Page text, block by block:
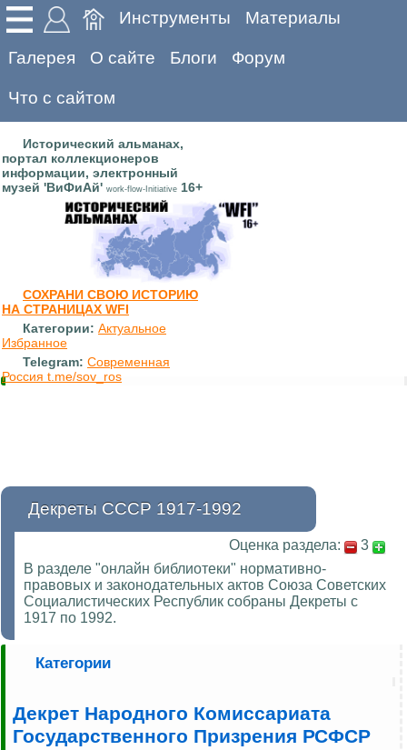
Инструменты Материалы
Галерея О сайте Блоги Форум
Что с сайтом
Исторический альманах,
портал коллекционеров
информации, электронный
музей 'ВиФиАй' work-flow-Initiative 16+
СОХРАНИ СВОЮ ИСТОРИЮ
НА СТРАНИЦАХ WFI
Категории: Актуальное
Избранное
Telegram: Современная
Россия t.me/sov_ros
Декреты СССР 1917-1992
Оценка раздела:
3
В разделе "онлайн библиотеки" нормативно-
правовых и законодательных актов Союза Советских
Социалистических Республик собраны Декреты с
1917 по 1992.
Категории
Декрет Народного Комиссариата
Государственного Призрения РСФСР